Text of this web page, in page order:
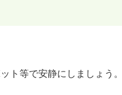
ト等で安静にしましょう。